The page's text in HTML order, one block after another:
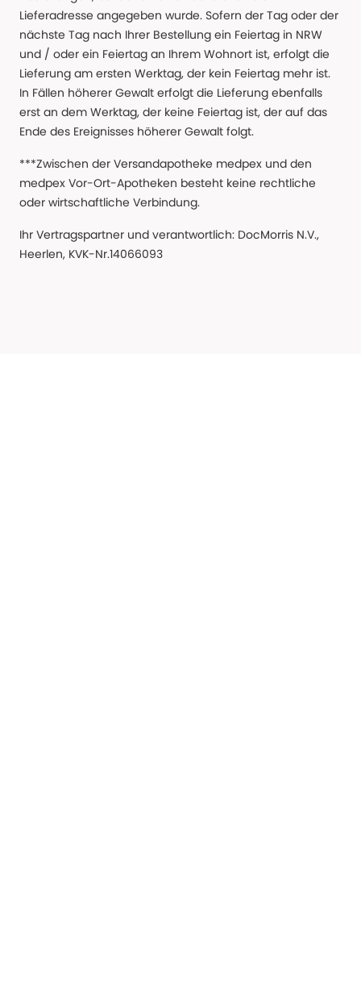
Lieferadresse angegeben wurde. Sofern der Tag oder der
nächste Tag nach Ihrer Bestellung ein Feiertag in NRW
und / oder ein Feiertag an Ihrem Wohnort ist, erfolgt die
Lieferung am ersten Werktag, der kein Feiertag mehr ist.
In Fällen höherer Gewalt erfolgt die Lieferung ebenfalls
erst an dem Werktag, der keine Feiertag ist, der auf das
Ende des Ereignisses höherer Gewalt folgt.
***Zwischen der Versandapotheke medpex und den
medpex Vor-Ort-Apotheken besteht keine rechtliche
oder wirtschaftliche Verbindung.
Ihr Vertragspartner und verantwortlich: DocMorris N.V.,
Heerlen, KVK-Nr.14066093